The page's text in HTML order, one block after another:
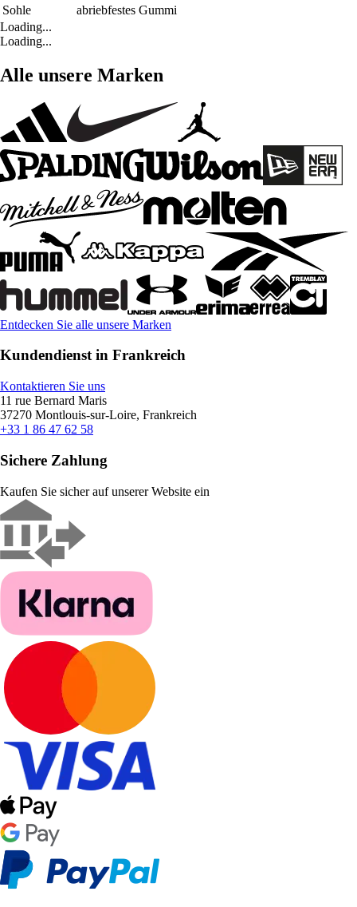
Sohle
abriebfestes Gummi
Loading...
Loading...
Alle unsere Marken
Entdecken Sie alle unsere Marken
Kundendienst in Frankreich
Kontaktieren Sie uns
11 rue Bernard Maris
37270 Montlouis-sur-Loire, Frankreich
+33 1 86 47 62 58
Sichere Zahlung
Kaufen Sie sicher auf unserer Website ein